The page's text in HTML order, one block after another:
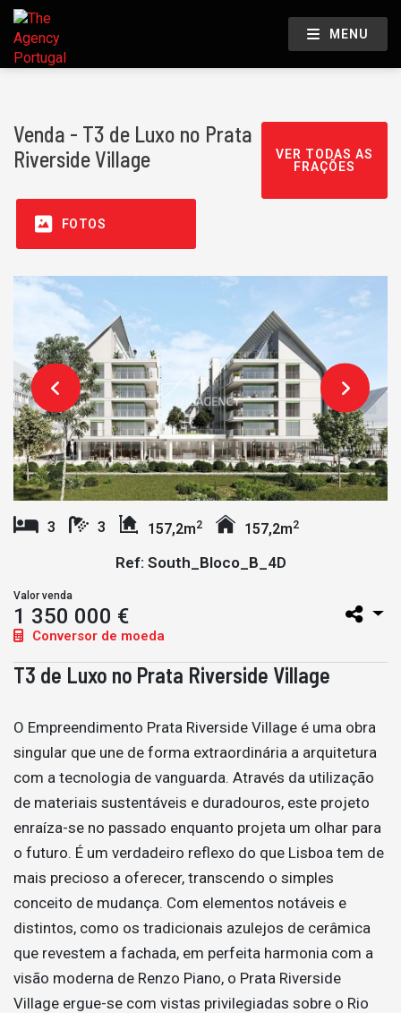
MENU
Venda - T3 de Luxo no Prata
Riverside Village
VER TODAS AS
FRAÇÕES
FOTOS
3 3 157,2m2 157,2m2
Ref: South_Bloco_B_4D
Valor venda
1 350 000 €
Conversor de moeda
T3 de Luxo no Prata Riverside Village
O Empreendimento Prata Riverside Village é uma obra
singular que une de forma extraordinária a arquitetura
com a tecnologia de vanguarda. Através da utilização
de materiais sustentáveis e duradouros, este projeto
enraíza-se no passado enquanto projeta um olhar para
o futuro. É um verdadeiro reflexo do que Lisboa tem de
mais precioso a oferecer, transcendo o simples
conceito de mudança. Com elementos notáveis e
distintos, como os tradicionais azulejos de cerâmica
que revestem a fachada, em perfeita harmonia com a
visão moderna de Renzo Piano, o Prata Riverside
Village ergue-se com vistas privilegiadas sobre o Rio